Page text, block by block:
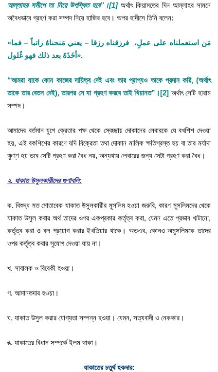
আল্লাহর সমীপে তা নিয়ে উপস্থিত হবে”।[1] অর্থাৎ কিয়ামতের দিন আল্লাহর সামনে
অবৈধভাবে গ্রহণ করা সম্পদ নিয়ে হাজির হবে। অপর হাদীসে তিনি বলেন:
«مَن استعملناه على عملٍ، فرزقناه رزقا – يعني مَنحناهُ راتباً – فما
أخَذَهُ بعد ذلك فهو غُلول».
“আমরা যাকে কোন কাজের দায়িত্ব দেই এবং তার প্রাপ্যও তাকে প্রদান করি, (অর্থাৎ
তাকে তার বেতন দেই), তারপর সে যা গ্রহণ করবে তাই খিয়ানত”।[2] অর্থাৎ সেটি হারাম
সম্পদ।
আমাদের বর্তমান যুগে ক্রেতার পক্ষ থেকে স্বেচ্ছায় দোকানের লেবারকে যে বখশিশ দেওয়া
হয়, এই বকশিশের কারণে যদি বিক্রেতা তথা দোকান মালিক ক্ষতিগ্রস্ত হয় বা তার মর্যাদা
ক্ষুণ্ণ হয় তবে সেটি গ্রহণ করা বৈধ নয়, অন্যথায় লেবারের জন্য সেটা গ্রহণ করা বৈধ।
২. যাকাত উসুলকারীদের গুণাবলি:
ক. বিশুদ্ধ মত মোতাবেক যাকাত উসুলকারীর মুসলিম হওয়া জরুরি, কারণ মুসলিমদের থেকে
যাকাত উসুল করার অর্থ তাদের ওপর একপ্রকার কর্তৃত্ব করা, যেমন এতে প্রভাব খাটানো,
কর্তৃত্ব করা ও বল প্রয়োগ করার ইখতিয়ার থাকে। অতএব, কোনও অমুসলিমকে তাদের
ওপর কর্তৃত্ব করার সুযোগ দেওয়া যায় না।
খ. সাবালক ও বিবেকী হওয়া।
গ. আমানতদার হওয়া।
ঘ. যাকাত উসুল করার যোগ্যতা সম্পন্ন হওয়া। যেমন, সত্যবাদী ও নেককার।
ঙ. যাকাতের বিধান সম্পর্কে ইলম থাকা।
যাকাতের চতুর্থ হকদার: